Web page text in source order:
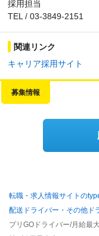
採用担当
TEL / 03-3849-2151
関連リンク
キャリア採用サイト
募集情報
転職・求人情報サイトの
配送ドライバー・その他ド
プリGOドライバー/月給最